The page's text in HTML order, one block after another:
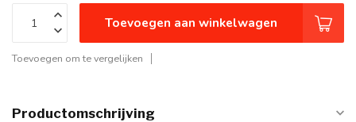
Toevoegen aan winkelwagen
Toevoegen om te vergelijken
Productomschrijving